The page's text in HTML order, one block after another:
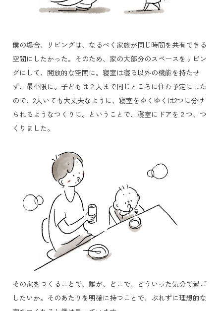
僕の場合、リビングは、なるべく家族が同じ時間を共有できる
空間にしたかった。 そのため、家の大部分のスペースをリビン
グにして、開放的な空間に。 寝室は寝る以外の機能を持たせ
ず、最小限に。 子どもは２人まで同じところに住む予定にした
ので、 2人いても大丈夫なように、寝室をゆくゆくは2つに分け
られるようなつくりに。ということで、 寝室にドアを２つ、つ
くりました。
その家をつくることで、誰が、どこで、どういった気分で過ご
したいか。そのあたりを明確に持つことで、ぶれずに理想的な